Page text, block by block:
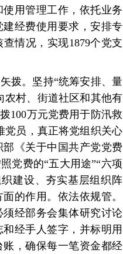
用管理工作，依托业务
经费使用要求，安排专
情况，实现1879个党支
拨。坚持“统筹安排、量
农村、街道社区和其他有
100万元党费用于防汛救
党员，真正将党组织关心
《关于中国共产党党费
党费的“五大用途”“六项
建设、夯实基层组织阵
的作用。依法依规管。
经部务会集体研究讨论
经手人签字，并标明用
，确保每一笔资金都经